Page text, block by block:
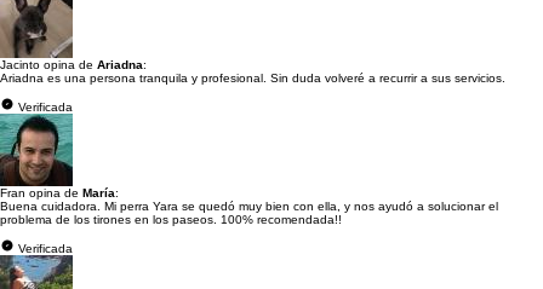
Jacinto opina de Ariadna:
Ariadna es una persona tranquila y profesional. Sin duda volveré a recurrir a sus servicios.
Verificada
Fran opina de María:
Buena cuidadora. Mi perra Yara se quedó muy bien con ella, y nos ayudó a solucionar el
problema de los tirones en los paseos. 100% recomendada!!
Verificada